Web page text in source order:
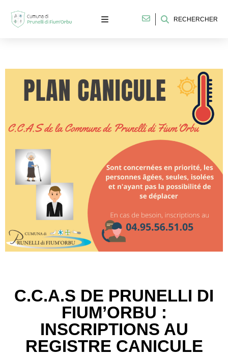
RECHERCHER
C.C.A.S DE PRUNELLI DI
FIUM’ORBU :
INSCRIPTIONS AU
REGISTRE CANICULE